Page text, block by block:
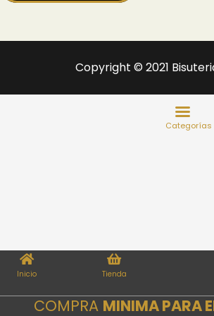
Copyright © 2021
Inicio Tienda
COMPRA MINIMA PARA